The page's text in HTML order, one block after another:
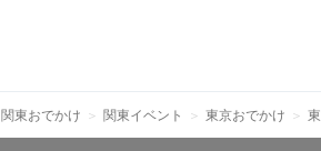
関東おでかけ 関東イベント 東京おでかけ